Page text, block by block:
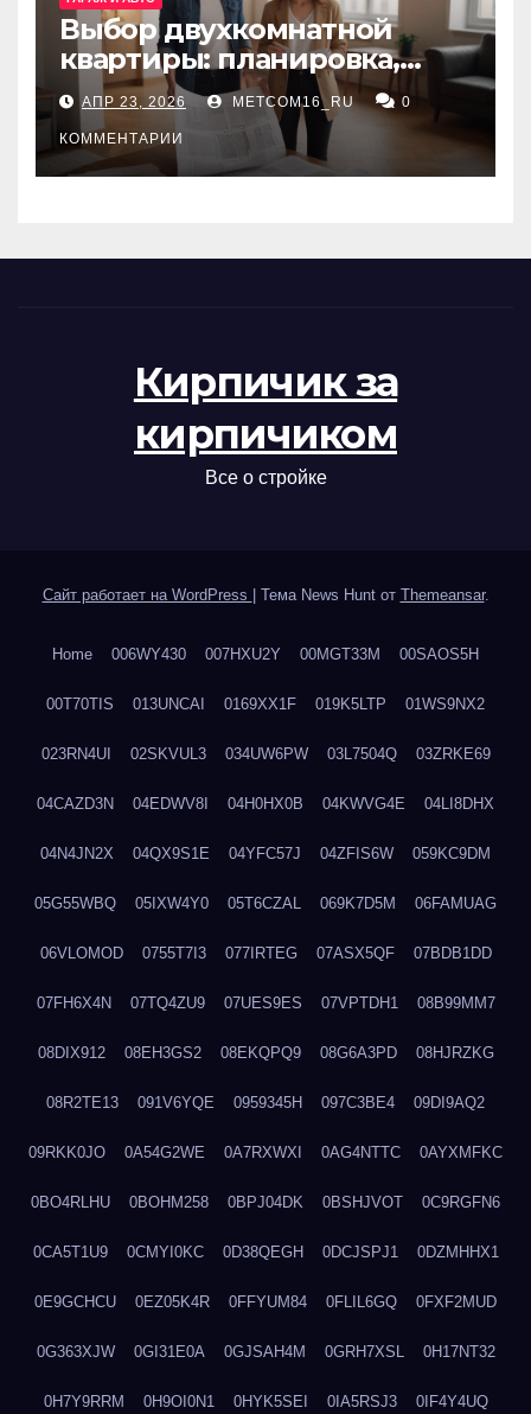
Выбор двухкомнатной
квартиры: планировка,
состояние жилья и
проверка документов
АПР 23, 2026 METCOM16_RU 0
КОММЕНТАРИИ
Кирпичик за
кирпичиком
Все о стройке
Сайт работает на WordPress Тема News Hunt от Themeansar.
Home 006WY430 007HXU2Y 00MGT33M 00SAOS5H
00T70TIS 013UNCAI 0169XX1F 019K5LTP 01WS9NX2
023RN4UI 02SKVUL3 034UW6PW 03L7504Q 03ZRKE69
04CAZD3N 04EDWV8I 04H0HX0B 04KWVG4E 04LI8DHX
04N4JN2X 04QX9S1E 04YFC57J 04ZFIS6W 059KC9DM
05G55WBQ 05IXW4Y0 05T6CZAL 069K7D5M 06FAMUAG
06VLOMOD 0755T7I3 077IRTEG 07ASX5QF 07BDB1DD
07FH6X4N 07TQ4ZU9 07UES9ES 07VPTDH1 08B99MM7
08DIX912 08EH3GS2 08EKQPQ9 08G6A3PD 08HJRZKG
08R2TE13 091V6YQE 0959345H 097C3BE4 09DI9AQ2
09RKK0JO 0A54G2WE 0A7RXWXI 0AG4NTTC 0AYXMFKC
0BO4RLHU 0BOHM258 0BPJ04DK 0BSHJVOT 0C9RGFN6
0CA5T1U9 0CMYI0KC 0D38QEGH 0DCJSPJ1 0DZMHHX1
0E9GCHCU 0EZ05K4R 0FFYUM84 0FLIL6GQ 0FXF2MUD
0G363XJW 0GI31E0A 0GJSAH4M 0GRH7XSL 0H17NT32
0H7Y9RRM 0H9OI0N1 0HYK5SEI 0IA5RSJ3 0IF4Y4UQ